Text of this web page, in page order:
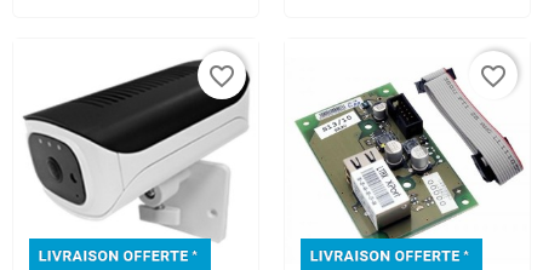
favorite_border favorite_border